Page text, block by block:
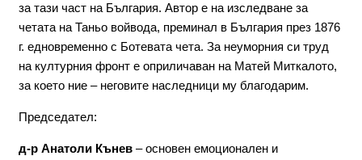
за тази част на България. Автор е на изследване за
четата на Таньо войвода, преминал в България през 1876
г. едновременно с Ботевата чета. За неуморния си труд
на културния фронт е оприличаван на Матей Миткалото,
за което ние – неговите наследници му благодарим.
Председател:
д-р Анатоли Кънев – основен емоционален и